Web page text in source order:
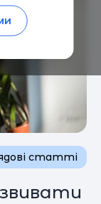
статті